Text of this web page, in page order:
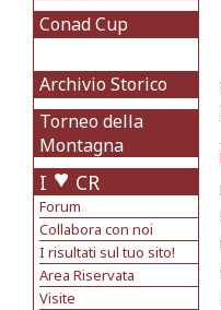
Conad Cup
Archivio Storico
Torneo della
Montagna
I CR
Forum
Collabora con noi
I risultati sul tuo sito!
Area Riservata
Visite